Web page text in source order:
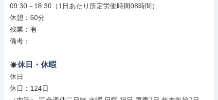
09:30～18:30（1日あたり所定労働時間08時間）
休憩：60分
残業：有
備考：
休日・休暇
休日
休日：124日